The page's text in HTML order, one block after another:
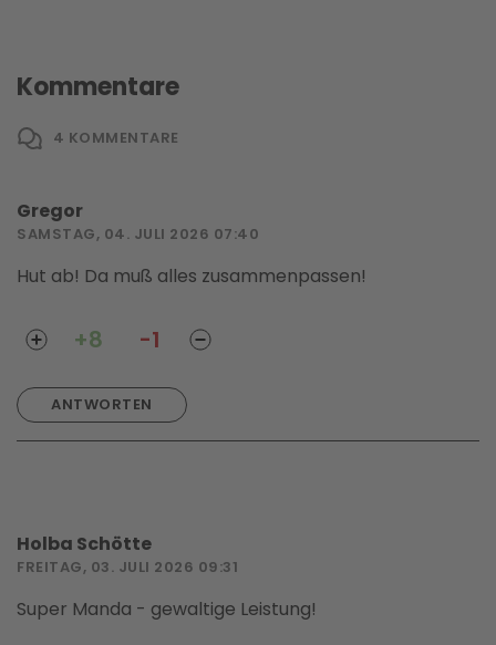
Kommentare
4 KOMMENTARE
Gregor
SAMSTAG, 04. JULI 2026 07:40
Hut ab! Da muß alles zusammenpassen!
ANTWORTEN
+8 -1
Holba Schötte
FREITAG, 03. JULI 2026 09:31
Super Manda - gewaltige Leistung!